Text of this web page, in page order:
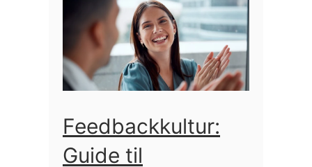
Feedbackkultur:
Guide til